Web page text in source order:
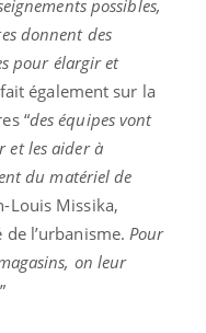
possibles,
donnent des
pour élargir et
fait également sur la
“des équipes vont
et les aider à
du matériel de
Louis Missika,
de l’urbanisme.Pour
on leur